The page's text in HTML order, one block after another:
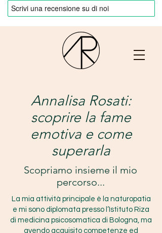
Annalisa Rosati:
scoprire la fame
emotiva e come
superarla
Scopriamo insieme il mio
percorso...
La mia attività principale è la naturopatia
e mi sono diplomata presso l’Istituto Riza
di medicina psicosomatica di Bologna, ma
avendo acquisito competenze ed